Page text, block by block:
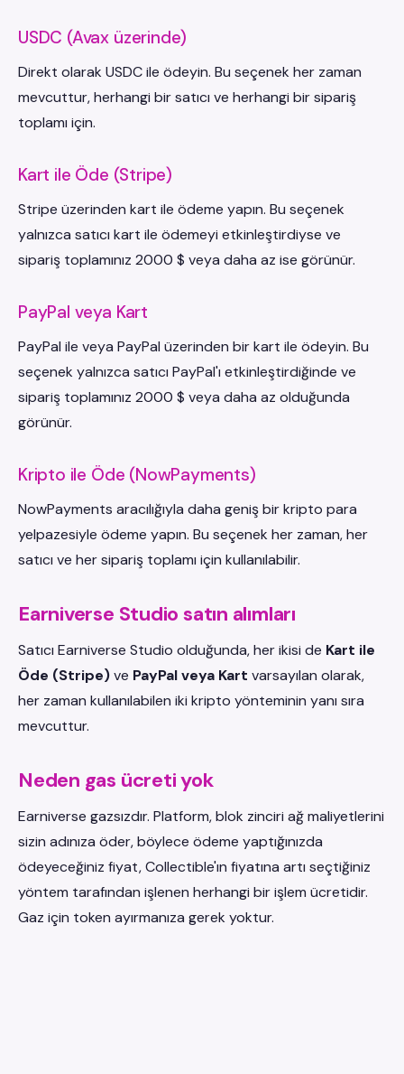
USDC (Avax üzerinde)
Direkt olarak USDC ile ödeyin. Bu seçenek her zaman
mevcuttur, herhangi bir satıcı ve herhangi bir sipariş
toplamı için.
Kart ile Öde (Stripe)
Stripe üzerinden kart ile ödeme yapın. Bu seçenek
yalnızca satıcı kart ile ödemeyi etkinleştirdiyse ve
sipariş toplamınız 2000 $ veya daha az ise görünür.
PayPal veya Kart
PayPal ile veya PayPal üzerinden bir kart ile ödeyin. Bu
seçenek yalnızca satıcı PayPal'ı etkinleştirdiğinde ve
sipariş toplamınız 2000 $ veya daha az olduğunda
görünür.
Kripto ile Öde (NowPayments)
NowPayments aracılığıyla daha geniş bir kripto para
yelpazesiyle ödeme yapın. Bu seçenek her zaman, her
satıcı ve her sipariş toplamı için kullanılabilir.
Earniverse Studio satın alımları
Satıcı Earniverse Studio olduğunda, her ikisi de Kart ile
Öde (Stripe)ve PayPal veya Kart varsayılan olarak,
her zaman kullanılabilen iki kripto yönteminin yanı sıra
mevcuttur.
Neden gas ücreti yok
Earniverse gazsızdır. Platform, blok zinciri ağ maliyetlerini
sizin adınıza öder, böylece ödeme yaptığınızda
ödeyeceğiniz fiyat, Collectible'ın fiyatına artı seçtiğiniz
yöntem tarafından işlenen herhangi bir işlem ücretidir.
Gaz için token ayırmanıza gerek yoktur.